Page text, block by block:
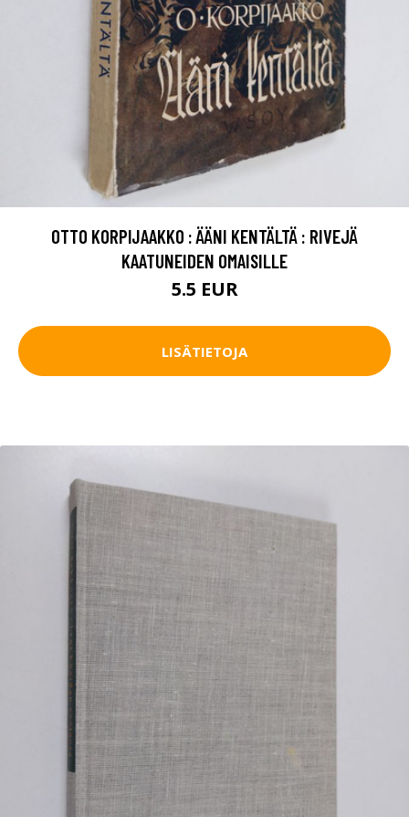
OTTO KORPIJAAKKO : ÄÄNI KENTÄLTÄ : RIVEJÄ
KAATUNEIDEN OMAISILLE
5.5 EUR
LISÄTIETOJA